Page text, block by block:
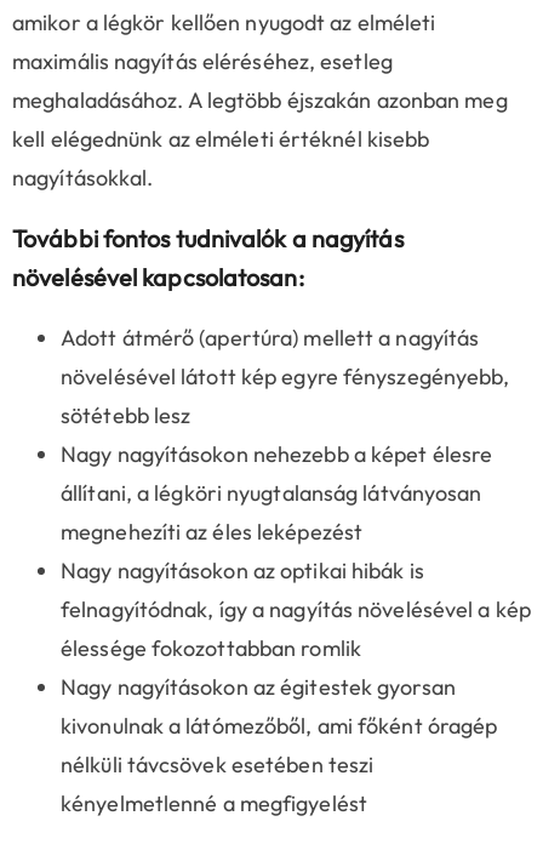
amikor a légkör kellően nyugodt az elméleti
maximális nagyítás eléréséhez, esetleg
meghaladásához. A legtöbb éjszakán azonban meg
kell elégednünk az elméleti értéknél kisebb
nagyításokkal.
További fontos tudnivalók a nagyítás
növelésével kapcsolatosan:
Adott átmérő (apertúra) mellett a nagyítás
növelésével látott kép egyre fényszegényebb,
sötétebb lesz
Nagy nagyításokon nehezebb a képet élesre
állítani, a légköri nyugtalanság látványosan
megnehezíti az éles leképezést
Nagy nagyításokon az optikai hibák is
felnagyítódnak, így a nagyítás növelésével a kép
élessége fokozottabban romlik
Nagy nagyításokon az égitestek gyorsan
kivonulnak a látómezőből, ami főként óragép
nélküli távcsövek esetében teszi
kényelmetlenné a megfigyelést